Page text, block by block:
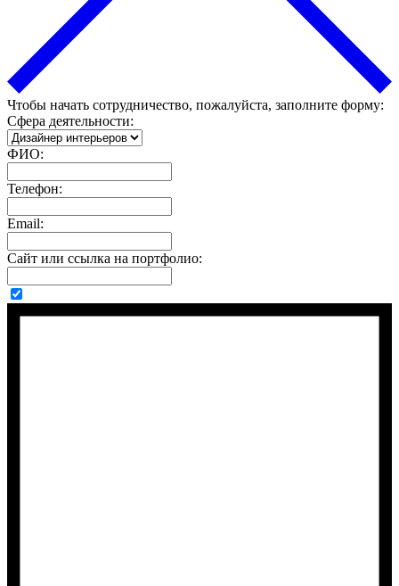
Чтобы начать сотрудничество, пожалуйста, заполните форму:
Сфера деятельности:
ФИО:
Телефон:
Email:
Сайт или ссылка на портфолио: